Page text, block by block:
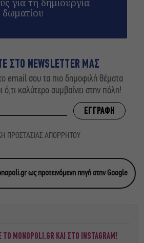
ΣΤΟ NEWSLETTER ΜΑΣ
email σου τα πιο δημοφιλή θέματα
καλύτερο συμβαίνει στην πόλη!
ΠΡΟΣΤΑΣΙΑΣ ΑΠΟΡΡΗΤΟΥ
ως προτεινόμενη πηγή στην Google
MONOPOLI.GR ΚΑΙ ΣΤΟ INSTAGRAM!